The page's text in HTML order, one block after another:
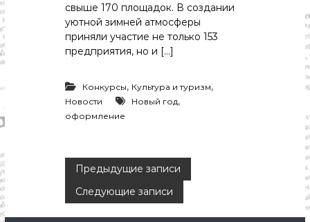
свыше 170 площадок. В создании
уютной зимней атмосферы
приняли участие не только 153
предприятия, но и […]
Конкурсы, Культура и туризм,
Новости Новый год,
оформление
Н
а
Предыдущие записи
Следующие записи